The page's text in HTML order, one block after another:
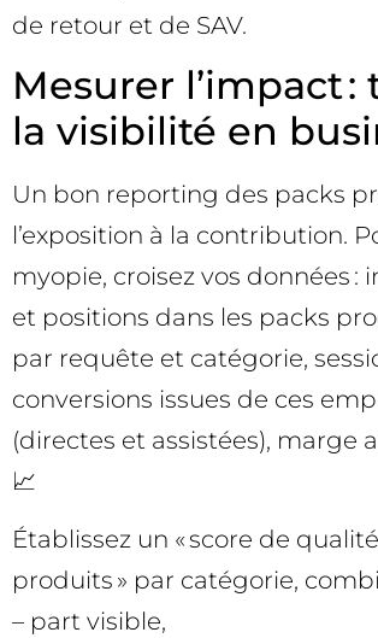
de retour et de SAV.
Mesurer l’impact
la visibilité en
Un bon reporting des packs
l’exposition à la contribution.
myopie, croisez vos données :
et positions dans les packs
par requête et catégorie,
conversions issues de ces
(directes et assistées), marge
📈
Établissez un « score de
produits » par catégorie,
– part visible,